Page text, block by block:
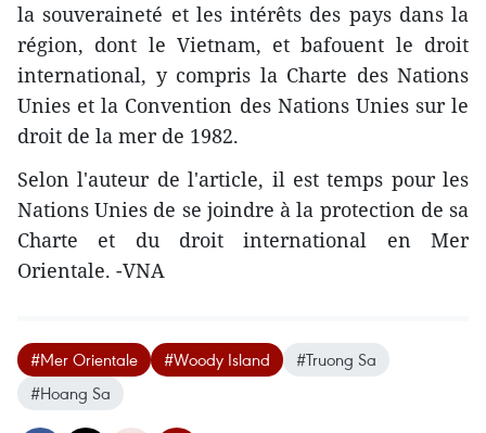
la souveraineté et les intérêts des pays dans la
région, dont le Vietnam, et bafouent le droit
international, y compris la Charte des Nations
Unies et la Convention des Nations Unies sur le
droit de la mer de 1982.
Selon l'auteur de l'article, il est temps pour les
Nations Unies de se joindre à la protection de sa
Charte et du droit international en Mer
Orientale. -VNA
#Mer Orientale #Woody Island
#Truong Sa
#Hoang Sa